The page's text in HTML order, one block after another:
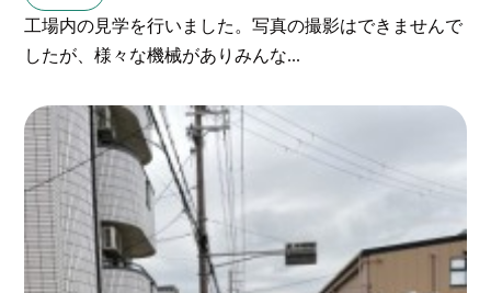
工場内の見学を行いました。写真の撮影はできませんで
したが、様々な機械がありみんな...